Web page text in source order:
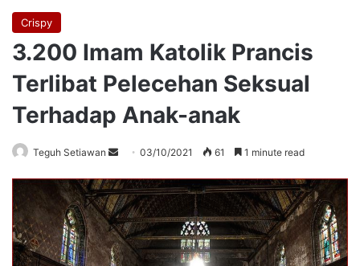
Crispy
3.200 Imam Katolik Prancis
Terlibat Pelecehan Seksual
Terhadap Anak-anak
Teguh Setiawan
Send
email
03/10/2021 61 1 minute read